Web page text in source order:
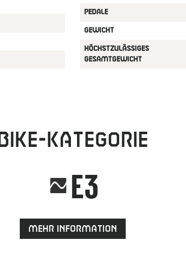
PEDALE
GEWICHT
HöCHSTZULäSSIGES
GESAMTGEWICHT
Bike-Kategorie
E3
Mehr Information